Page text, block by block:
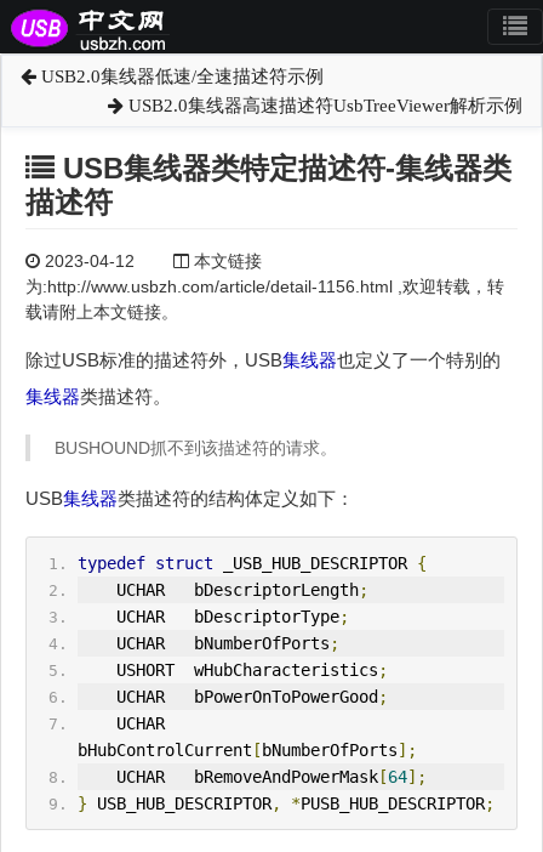
USB2.0集线器低速/全速描述符示例
USB2.0集线器高速描述符UsbTreeViewer解析示例
USB集线器类特定描述符-集线器类
描述符
2023-04-12
本文链接
为:http://www.usbzh.com/article/detail-1156.html ,欢迎转载，转
载请附上本文链接。
除过USB标准的描述符外，USB集线器也定义了一个特别的
集线器类描述符。
BUSHOUND抓不到该描述符的请求。
USB集线器类描述符的结构体定义如下：
typedef struct _USB_HUB_DESCRIPTOR {
    UCHAR   bDescriptorLength
;
    UCHAR   bDescriptorType
;
    UCHAR   bNumberOfPorts
;
    USHORT  wHubCharacteristics
;
    UCHAR   bPowerOnToPowerGood
;
bHubControlCurrent [ bNumberOfPorts];
    UCHAR   bRemoveAndPowerMask
[64];
} USB_HUB_DESCRIPTOR, *PUSB_HUB_DESCRIPTOR;